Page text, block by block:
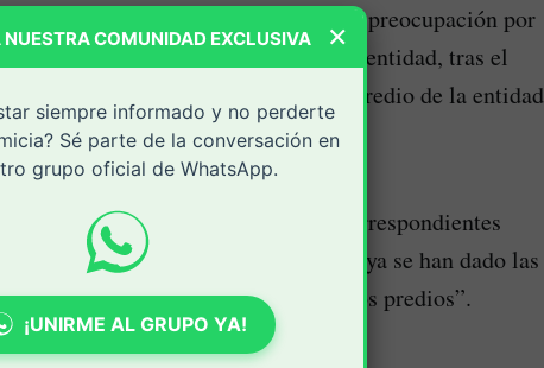
Popayán, Raúl Ibarra, manifestó su preocupación por
y al personal que labora en la entidad, tras el
funcionarios y la invasión al predio de la entidad
Sur.
Futura hemos hecho las correspondientes
quienes no informan que ya se han dado las
de vandalismo e invasión de nuestros predios”.
×
NUESTRA COMUNIDAD EXCLUSIVA
siempre informado y no perderte
Sé parte de la conversación en
grupo oficial de WhatsApp.
¡UNIRME AL GRUPO YA!